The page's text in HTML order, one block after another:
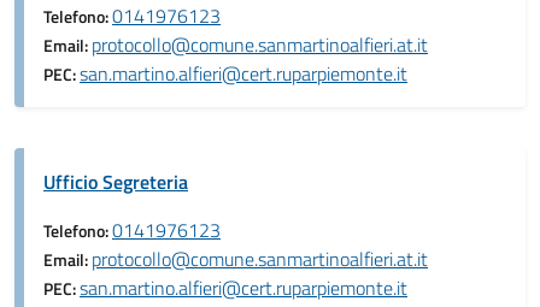
Telefono:0141976123
Email:protocollo@comune.sanmartinoalfieri.at.it
PEC:san.martino.alfieri@cert.ruparpiemonte.it
Ufficio Segreteria
Telefono:0141976123
Email:protocollo@comune.sanmartinoalfieri.at.it
PEC:san.martino.alfieri@cert.ruparpiemonte.it